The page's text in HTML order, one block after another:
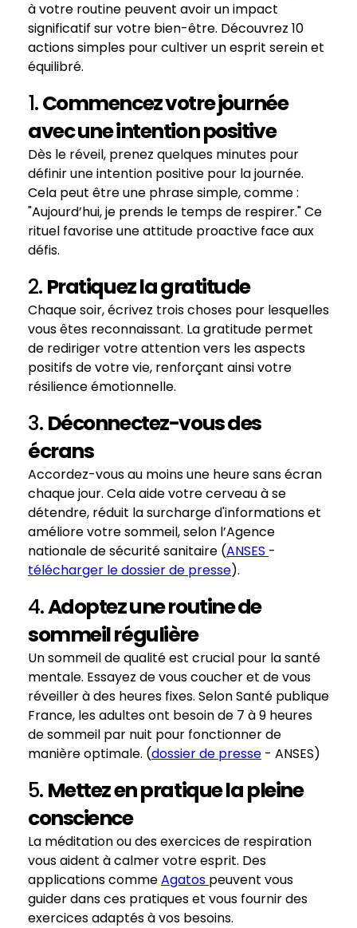
à votre routine peuvent avoir un impact
significatif sur votre bien-être. Découvrez 10
actions simples pour cultiver un esprit serein et
équilibré.
1.Commencez votre journée
avec une intention positive
Dès le réveil, prenez quelques minutes pour
définir une intention positive pour la journée.
Cela peut être une phrase simple, comme :
"Aujourd’hui, je prends le temps de respirer." Ce
rituel favorise une attitude proactive face aux
défis.
2. Pratiquez la gratitude
Chaque soir, écrivez trois choses pour lesquelles
vous êtes reconnaissant. La gratitude permet
de rediriger votre attention vers les aspects
positifs de votre vie, renforçant ainsi votre
résilience émotionnelle.
3. Déconnectez-vous des
écrans
Accordez-vous au moins une heure sans écran
chaque jour. Cela aide votre cerveau à se
détendre, réduit la surcharge d'informations et
améliore votre sommeil, selon l’Agence
nationale de sécurité sanitaire (ANSES -
télécharger le dossier de presse).
4.Adoptez une routine de
sommeil régulière
Un sommeil de qualité est crucial pour la santé
mentale. Essayez de vous coucher et de vous
réveiller à des heures fixes. Selon Santé publique
France, les adultes ont besoin de 7 à 9 heures
de sommeil par nuit pour fonctionner de
manière optimale. (dossier de presse - ANSES)
5. Mettez en pratique la pleine
conscience
La méditation ou des exercices de respiration
vous aident à calmer votre esprit. Des
applications commeAgatos peuvent vous
guider dans ces pratiques et vous fournir des
exercices adaptés à vos besoins.